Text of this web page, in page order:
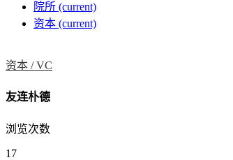
院所 (current)
资本 (current)
资本 /VC
友连朴德
浏览次数
17